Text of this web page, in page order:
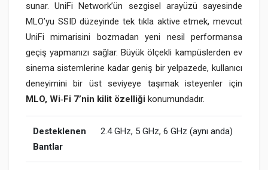
sunar. UniFi Network’ün sezgisel arayüzü sayesinde
MLO’yu SSID düzeyinde tek tıkla aktive etmek, mevcut
UniFi mimarisini bozmadan yeni nesil performansa
geçiş yapmanızı sağlar. Büyük ölçekli kampüslerden ev
sinema sistemlerine kadar geniş bir yelpazede, kullanıcı
deneyimini bir üst seviyeye taşımak isteyenler için
MLO, Wi‑Fi 7’nin kilit özelliği konumundadır.
Desteklenen
Bantlar
2.4 GHz, 5 GHz, 6 GHz (aynı anda)